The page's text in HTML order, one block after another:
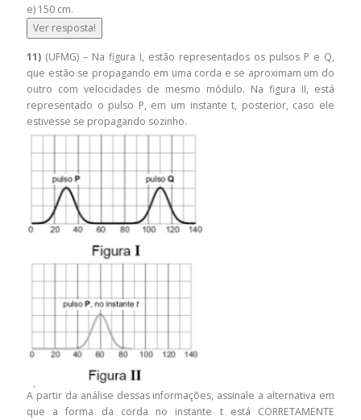
e) 150 cm.
Ver resposta!
11) (UFMG) – Na figura I, estão representados os pulsos P e Q,
que estão se propagando em uma corda e se aproximam um do
outro com velocidades de mesmo módulo. Na figura II, está
representado o pulso P, em um instante t, posterior, caso ele
estivesse se propagando sozinho.
A partir da análise dessas informações, assinale a alternativa em
que a forma da corda no instante t está CORRETAMENTE